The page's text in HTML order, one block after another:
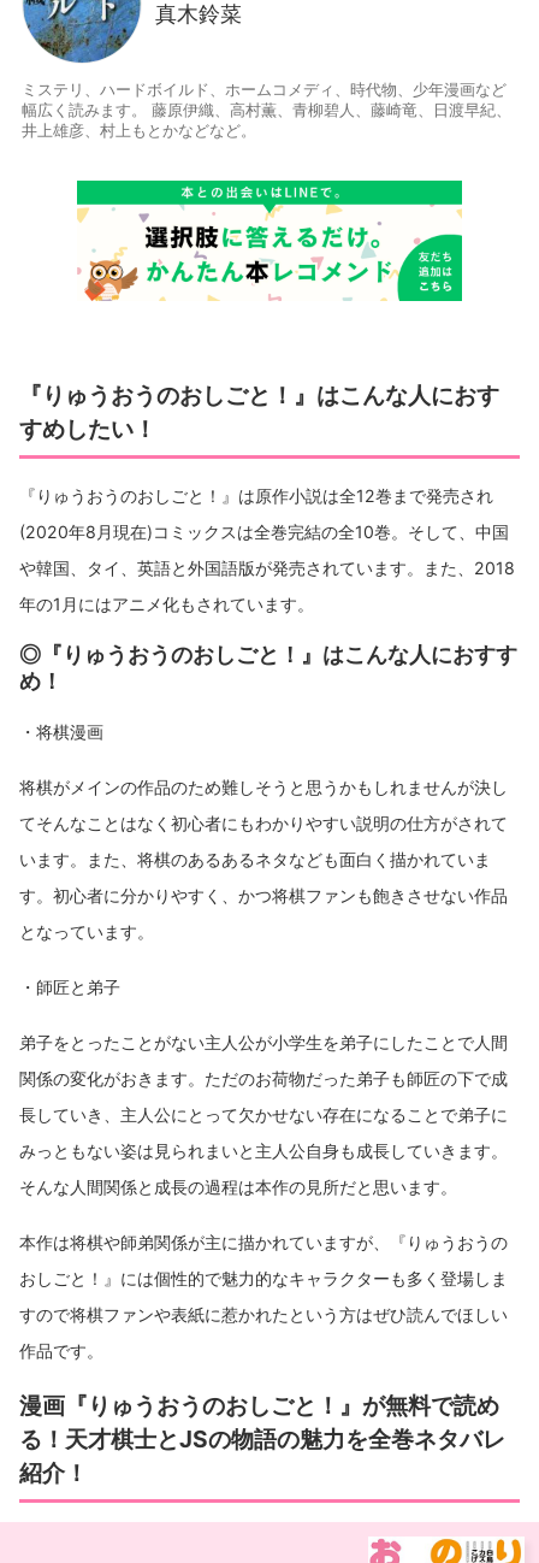
真木鈴菜
ミステリ、ハードボイルド、ホームコメディ、時代物、少年漫画など
幅広く読みます。 藤原伊織、高村薫、青柳碧人、藤崎竜、日渡早紀、
井上雄彦、村上もとかなどなど。
『りゅうおうのおしごと！』はこんな人におす
すめしたい！
『りゅうおうのおしごと！』は原作小説は全12巻まで発売され
(2020年8月現在)コミックスは全巻完結の全10巻。そして、中国
や韓国、タイ、英語と外国語版が発売されています。また、2018
年の1月にはアニメ化もされています。
◎『りゅうおうのおしごと！』はこんな人におすす
め！
・将棋漫画
将棋がメインの作品のため難しそうと思うかもしれませんが決し
てそんなことはなく初心者にもわかりやすい説明の仕方がされて
います。また、将棋のあるあるネタなども面白く描かれていま
す。初心者に分かりやすく、かつ将棋ファンも飽きさせない作品
となっています。
・師匠と弟子
弟子をとったことがない主人公が小学生を弟子にしたことで人間
関係の変化がおきます。ただのお荷物だった弟子も師匠の下で成
長していき、主人公にとって欠かせない存在になることで弟子に
みっともない姿は見られまいと主人公自身も成長していきます。
そんな人間関係と成長の過程は本作の見所だと思います。
本作は将棋や師弟関係が主に描かれていますが、『りゅうおうの
おしごと！』には個性的で魅力的なキャラクターも多く登場しま
すので将棋ファンや表紙に惹かれたという方はぜひ読んでほしい
作品です。
漫画『りゅうおうのおしごと！』が無料で読め
る！天才棋士とJSの物語の魅力を全巻ネタバレ
紹介！